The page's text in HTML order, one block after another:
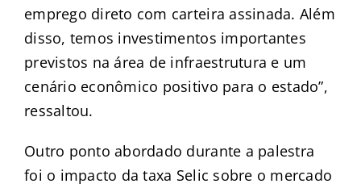
emprego direto com carteira assinada. Além
disso, temos investimentos importantes
previstos na área de infraestrutura e um
cenário econômico positivo para o estado”,
ressaltou.
Outro ponto abordado durante a palestra
foi o impacto da taxa Selic sobre o mercado